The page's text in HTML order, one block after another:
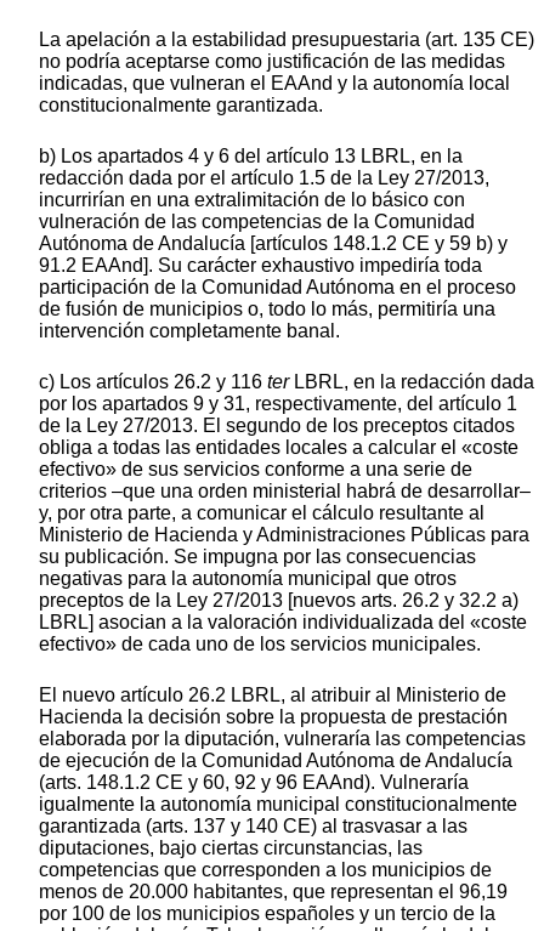
La apelación a la estabilidad presupuestaria (art. 135 CE)
no podría aceptarse como justificación de las medidas
indicadas, que vulneran el EAAnd y la autonomía local
constitucionalmente garantizada.
b) Los apartados 4 y 6 del artículo 13 LBRL, en la
redacción dada por el artículo 1.5 de la Ley 27/2013,
incurrirían en una extralimitación de lo básico con
vulneración de las competencias de la Comunidad
Autónoma de Andalucía [artículos 148.1.2 CE y 59 b) y
91.2 EAAnd]. Su carácter exhaustivo impediría toda
participación de la Comunidad Autónoma en el proceso
de fusión de municipios o, todo lo más, permitiría una
intervención completamente banal.
c) Los artículos 26.2 y 116 terLBRL, en la redacción dada
por los apartados 9 y 31, respectivamente, del artículo 1
de la Ley 27/2013. El segundo de los preceptos citados
obliga a todas las entidades locales a calcular el «coste
efectivo» de sus servicios conforme a una serie de
criterios –que una orden ministerial habrá de desarrollar–
y, por otra parte, a comunicar el cálculo resultante al
Ministerio de Hacienda y Administraciones Públicas para
su publicación. Se impugna por las consecuencias
negativas para la autonomía municipal que otros
preceptos de la Ley 27/2013 [nuevos arts. 26.2 y 32.2 a)
LBRL] asocian a la valoración individualizada del «coste
efectivo» de cada uno de los servicios municipales.
El nuevo artículo 26.2 LBRL, al atribuir al Ministerio de
Hacienda la decisión sobre la propuesta de prestación
elaborada por la diputación, vulneraría las competencias
de ejecución de la Comunidad Autónoma de Andalucía
(arts. 148.1.2 CE y 60, 92 y 96 EAAnd). Vulneraría
igualmente la autonomía municipal constitucionalmente
garantizada (arts. 137 y 140 CE) al trasvasar a las
diputaciones, bajo ciertas circunstancias, las
competencias que corresponden a los municipios de
menos de 20.000 habitantes, que representan el 96,19
por 100 de los municipios españoles y un tercio de la